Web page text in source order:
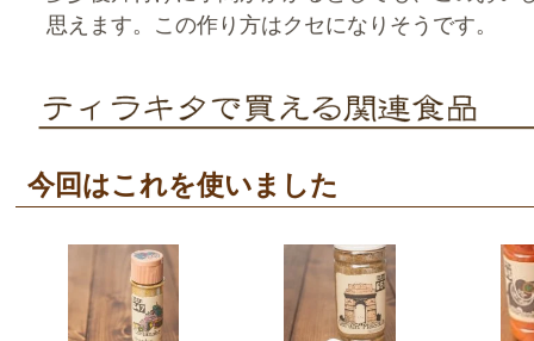
思えます。この作り方はクセになりそうです。
今回はこれを使いました